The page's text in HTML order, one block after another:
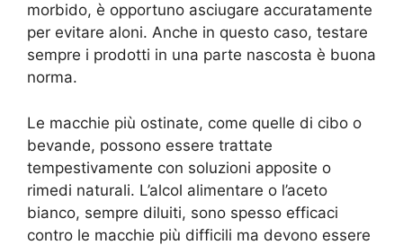
morbido, è opportuno asciugare accuratamente
per evitare aloni. Anche in questo caso, testare
sempre i prodotti in una parte nascosta è buona
norma.
Le macchie più ostinate, come quelle di cibo o
bevande, possono essere trattate
tempestivamente con soluzioni apposite o
rimedi naturali. L’alcol alimentare o l’aceto
bianco, sempre diluiti, sono spesso efficaci
contro le macchie più difficili ma devono essere